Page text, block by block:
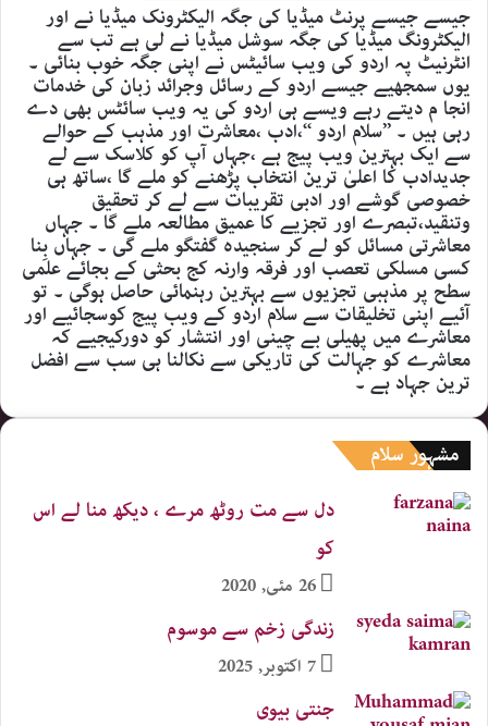
جیسے جیسے پرنٹ میڈیا کی جگہ الیکٹرونک میڈیا نے اور
الیکٹرونگ میڈیا کی جگہ سوشل میڈیا نے لی ہے تب سے
انٹرنیٹ پہ اردو کی ویب سائیٹس نے اپنی جگہ خوب بنائی ۔
یوں سمجھیے جیسے اردو کے رسائل وجرائد زبان کی خدمات
انجا م دیتے رہے ویسے ہی اردو کی یہ ویب سائٹس بھی دے
رہی ہیں ۔ ’’سلام اردو ‘‘،ادب ،معاشرت اور مذہب کے حوالے
سے ایک بہترین ویب پیج ہے ،جہاں آپ کو کلاسک سے لے
جدیدادب کا اعلیٰ ترین انتخاب پڑھنے کو ملے گا ،ساتھ ہی
خصوصی گوشے اور ادبی تقریبات سے لے کر تحقیق
وتنقید،تبصرے اور تجزیے کا عمیق مطالعہ ملے گا ۔ جہاں
معاشرتی مسائل کو لے کر سنجیدہ گفتگو ملے گی ۔ جہاں بِنا
کسی مسلکی تعصب اور فرقہ وارنہ کج بحثی کے بجائے علمی
سطح پر مذہبی تجزیوں سے بہترین رہنمائی حاصل ہوگی ۔ تو
آئیے اپنی تخلیقات سے سلام اردو کے ویب پیج کوسجائیے اور
معاشرے میں پھیلی بے چینی اور انتشار کو دورکیجیے کہ
معاشرے کو جہالت کی تاریکی سے نکالنا ہی سب سے افضل
ترین جہاد ہے ۔
مشہور سلام
دل سے مت روٹھ مرے ، دیکھ منا لے اس
کو
26 مئی, 2020
زندگی زخم سے موسوم
7 اکتوبر, 2025
جنتی بیوی